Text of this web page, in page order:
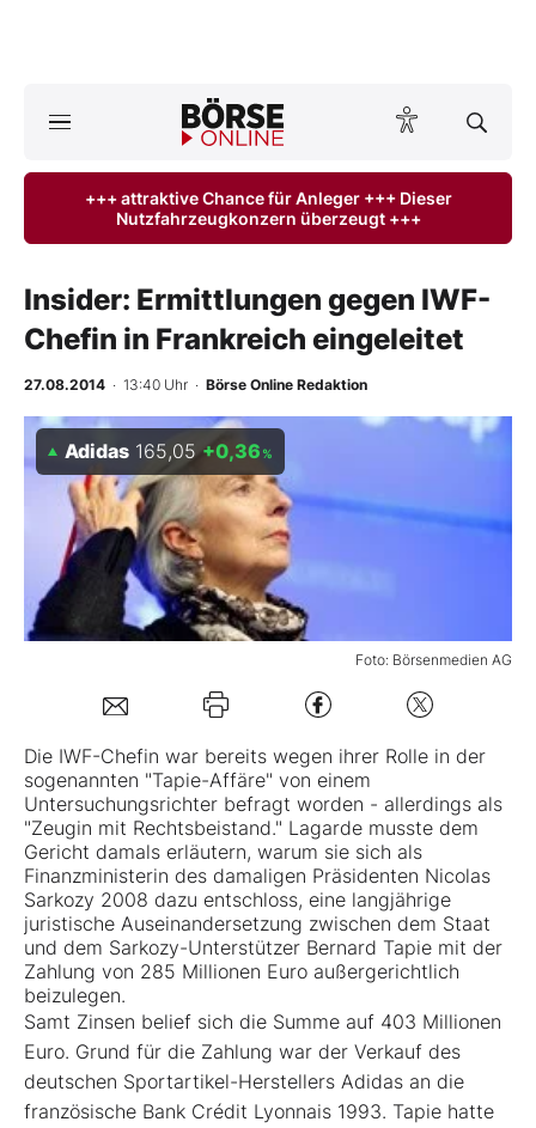
ktuelle Ausgabe BÖRSE ONLINE lesen
Anlageprodukte
Finanz-Check
BO-Musterdepots
Experten
Mein B:O
Folgen Sie uns
Kontakt
+++ attraktive Chance für Anleger +++ Dieser
Nutzfahrzeugkonzern überzeugt +++
Insider: Ermittlungen gegen IWF-
Chefin in Frankreich eingeleitet
27.08.2014 · 13:40 Uhr · Börse Online Redaktion
Foto: Börsenmedien AG
Adidas 165,05 +0,36 %
Die IWF-Chefin war bereits wegen ihrer Rolle in der
sogenannten "Tapie-Affäre" von einem
Untersuchungsrichter befragt worden - allerdings als
"Zeugin mit Rechtsbeistand." Lagarde musste dem
Gericht damals erläutern, warum sie sich als
Finanzministerin des damaligen Präsidenten Nicolas
Sarkozy 2008 dazu entschloss, eine langjährige
juristische Auseinandersetzung zwischen dem Staat
und dem Sarkozy-Unterstützer Bernard Tapie mit der
Zahlung von 285 Millionen Euro außergerichtlich
beizulegen.
Samt Zinsen belief sich die Summe auf 403 Millionen
Euro. Grund für die Zahlung war der Verkauf des
deutschen Sportartikel-Herstellers Adidas an die
französische Bank Crédit Lyonnais 1993. Tapie hatte